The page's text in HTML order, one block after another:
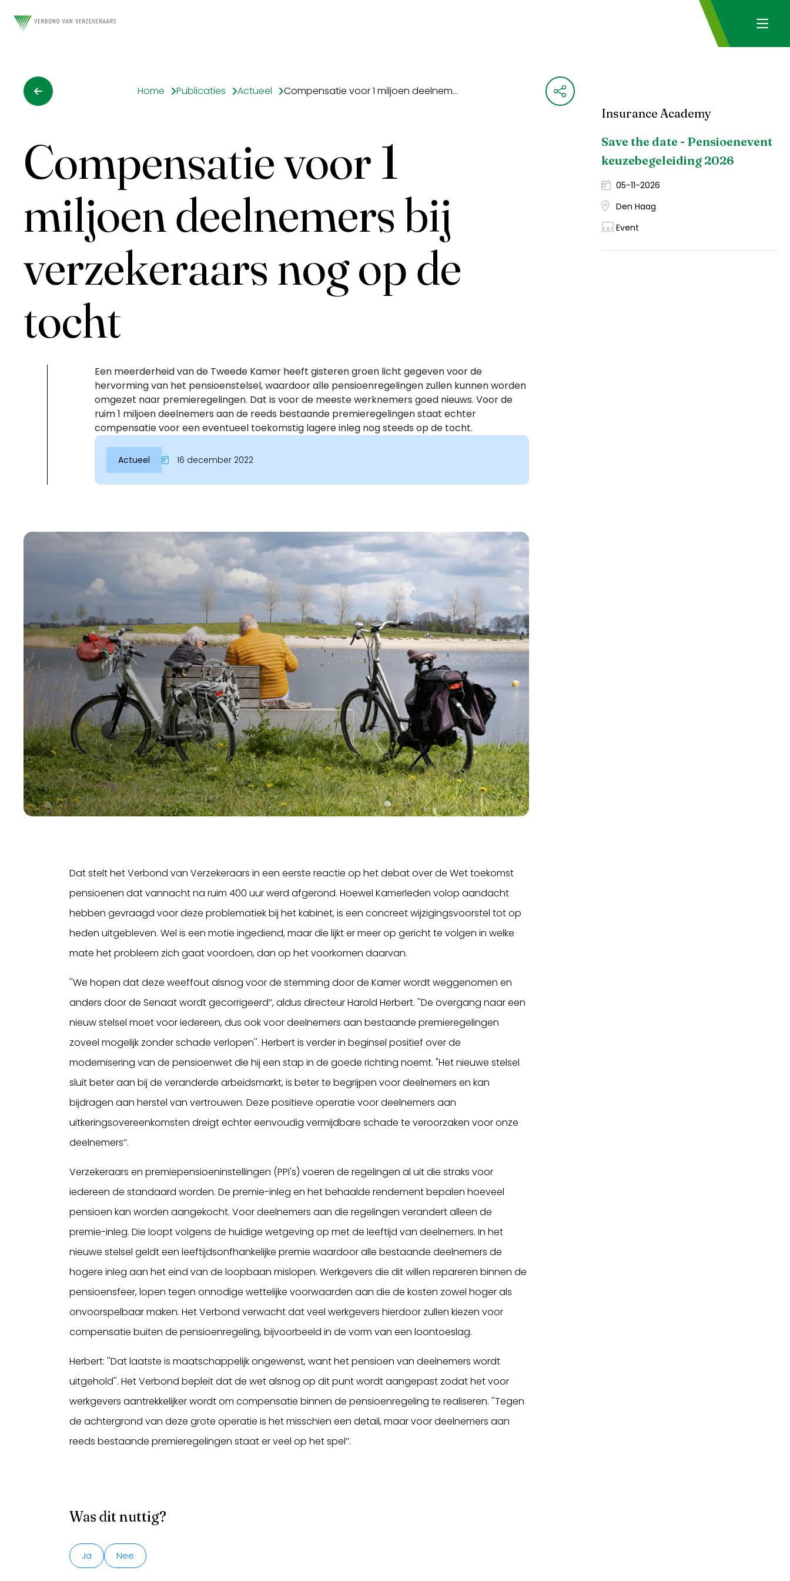
Home Publicaties Actueel Compensatie voor 1 miljoen deelnemers bij verzekeraars nog op de tocht
Compensatie voor 1
miljoen deelnemers bij
verzekeraars nog op de
tocht
Een meerderheid van de Tweede Kamer heeft gisteren groen licht gegeven voor de
hervorming van het pensioenstelsel, waardoor alle pensioenregelingen zullen kunnen worden
omgezet naar premieregelingen. Dat is voor de meeste werknemers goed nieuws. Voor de
ruim 1 miljoen deelnemers aan de reeds bestaande premieregelingen staat echter
compensatie voor een eventueel toekomstig lagere inleg nog steeds op de tocht.
Actueel 16 december 2022
Dat stelt het Verbond van Verzekeraars in een eerste reactie op het debat over de Wet toekomst
pensioenen dat vannacht na ruim 400 uur werd afgerond. Hoewel Kamerleden volop aandacht
hebben gevraagd voor deze problematiek bij het kabinet, is een concreet wijzigingsvoorstel tot op
heden uitgebleven. Wel is een motie ingediend, maar die lijkt er meer op gericht te volgen in welke
mate het probleem zich gaat voordoen, dan op het voorkomen daarvan.
''We hopen dat deze weeffout alsnog voor de stemming door de Kamer wordt weggenomen en
anders door de Senaat wordt gecorrigeerd’’, aldus directeur Harold Herbert. ''De overgang naar een
nieuw stelsel moet voor iedereen, dus ook voor deelnemers aan bestaande premieregelingen
zoveel mogelijk zonder schade verlopen''. Herbert is verder in beginsel positief over de
modernisering van de pensioenwet die hij een stap in de goede richting noemt. "Het nieuwe stelsel
sluit beter aan bij de veranderde arbeidsmarkt, is beter te begrijpen voor deelnemers en kan
bijdragen aan herstel van vertrouwen. Deze positieve operatie voor deelnemers aan
uitkeringsovereenkomsten dreigt echter eenvoudig vermijdbare schade te veroorzaken voor onze
deelnemers’’.
Verzekeraars en premiepensioeninstellingen (PPI's) voeren de regelingen al uit die straks voor
iedereen de standaard worden. De premie-inleg en het behaalde rendement bepalen hoeveel
pensioen kan worden aangekocht. Voor deelnemers aan die regelingen verandert alleen de
premie-inleg. Die loopt volgens de huidige wetgeving op met de leeftijd van deelnemers. In het
nieuwe stelsel geldt een leeftijdsonfhankelijke premie waardoor alle bestaande deelnemers de
hogere inleg aan het eind van de loopbaan mislopen. Werkgevers die dit willen repareren binnen de
pensioensfeer, lopen tegen onnodige wettelijke voorwaarden aan die de kosten zowel hoger als
onvoorspelbaar maken. Het Verbond verwacht dat veel werkgevers hierdoor zullen kiezen voor
compensatie buiten de pensioenregeling, bijvoorbeeld in de vorm van een loontoeslag.
Herbert: ''Dat laatste is maatschappelijk ongewenst, want het pensioen van deelnemers wordt
uitgehold''. Het Verbond bepleit dat de wet alsnog op dit punt wordt aangepast zodat het voor
werkgevers aantrekkelijker wordt om compensatie binnen de pensioenregeling te realiseren. ''Tegen
de achtergrond van deze grote operatie is het misschien een detail, maar voor deelnemers aan
reeds bestaande premieregelingen staat er veel op het spel’’.
Was dit nuttig?
Ja Nee
Insurance Academy
Save the date - Pensioenevent
keuzebegeleiding 2026
05-11-2026
Den Haag
Event